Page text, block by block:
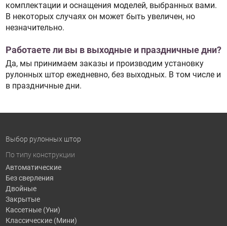
комплектации и оснащения моделей, выбранных вами.
В некоторых случаях он может быть увеличен, но
незначительно.
Работаете ли вы в выходные и праздничные дни?
Да, мы принимаем заказы и производим установку
рулонных штор ежедневно, без выходных. В том числе и
в праздничные дни.
Выбор рулонных штор
По типу конструкции
Автоматические
Без сверления
Двойные
Закрытые
Кассетные (Уни)
Классические (Мини)